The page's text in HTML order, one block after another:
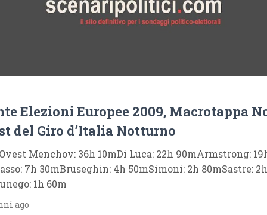
Elezioni Europee 2009, Macrotappa
del Giro d’Italia Notturno
Menchov: 36h 10mDi Luca: 22h 90mArmstrong:
7h 30mBruseghin: 4h 50mSimoni: 2h 80mSastre: 2h
1h 60m
ago